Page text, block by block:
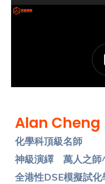
Alan Cheng
化學科頂級名師
神級演繹 萬人之師
全港性DSE模擬試